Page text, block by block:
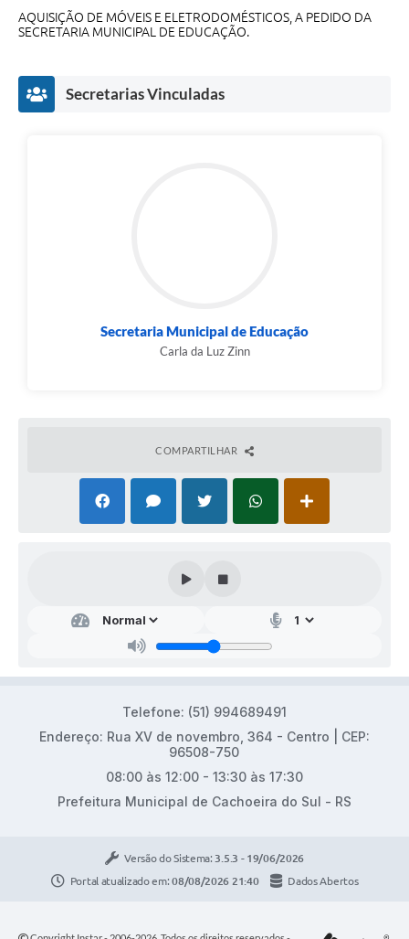
Telefones Úteis
Notícias
Contato
AQUISIÇÃO DE MÓVEIS E ELETRODOMÉSTICOS, A PEDIDO DA
SECRETARIA MUNICIPAL DE EDUCAÇÃO.
Secretarias Vinculadas
Secretaria Municipal de Educação
Carla da Luz Zinn
COMPARTILHAR
Telefone: (51) 994689491
Endereço: Rua XV de novembro, 364 - Centro | CEP:
96508-750
08:00 às 12:00 - 13:30 às 17:30
Prefeitura Municipal de Cachoeira do Sul - RS
Versão do Sistema: 3.5.3 - 19/06/2026
Portal atualizado em:08/08/2026 21:40 Dados Abertos